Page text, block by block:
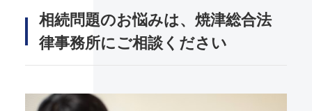
相続問題のお悩みは、焼津総合法
律事務所にご相談ください